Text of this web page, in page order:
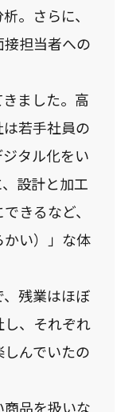
。さらに、
担当者への
ました。高
若手社員の
タル化をい
設計と加工
きるなど、
い）」な体
残業はほぼ
、それぞれ
んでいたの
品を扱いな